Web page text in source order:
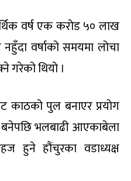
वर्ष एक करोड ५० लाख
वर्षाको समयमा लोचा
गरेको थियो ।
काठको पुल बनाएर प्रयोग
भलबाढी आएकाबेला
हुने हौंचुरका वडाध्यक्ष